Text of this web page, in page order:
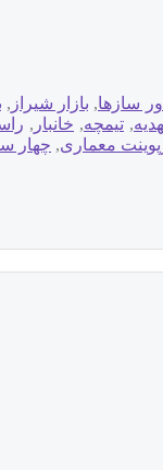
سازها, بازار شيراز ,
, تیمچه, خانبار ,
معماری, چهار